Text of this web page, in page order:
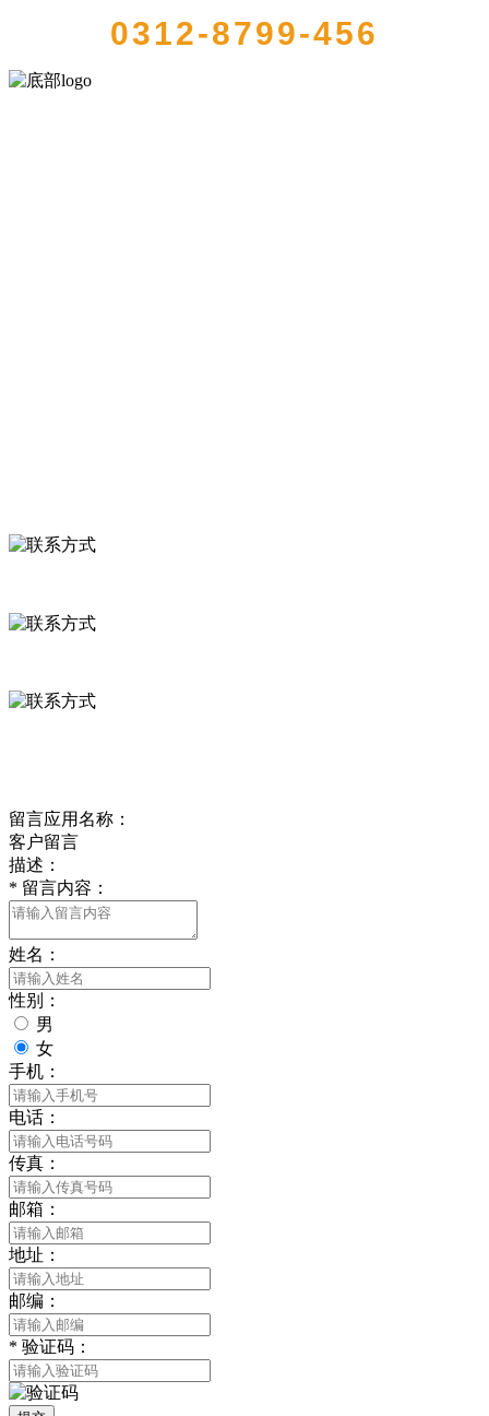
0312-8799-456
留言应用名称：
客户留言
描述：
* 留言内容：
姓名：
性别：
男
女
手机：
电话：
传真：
邮箱：
地址：
邮编：
* 验证码：